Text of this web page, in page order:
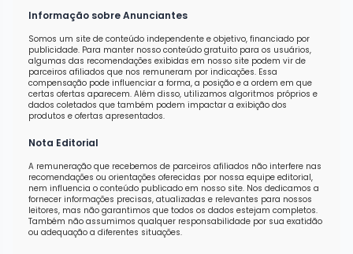
Informação sobre Anunciantes
Somos um site de conteúdo independente e objetivo, financiado por
publicidade. Para manter nosso conteúdo gratuito para os usuários,
algumas das recomendações exibidas em nosso site podem vir de
parceiros afiliados que nos remuneram por indicações. Essa
compensação pode influenciar a forma, a posição e a ordem em que
certas ofertas aparecem. Além disso, utilizamos algoritmos próprios e
dados coletados que também podem impactar a exibição dos
produtos e ofertas apresentados.
Nota Editorial
A remuneração que recebemos de parceiros afiliados não interfere nas
recomendações ou orientações oferecidas por nossa equipe editorial,
nem influencia o conteúdo publicado em nosso site. Nos dedicamos a
fornecer informações precisas, atualizadas e relevantes para nossos
leitores, mas não garantimos que todos os dados estejam completos.
Também não assumimos qualquer responsabilidade por sua exatidão
ou adequação a diferentes situações.